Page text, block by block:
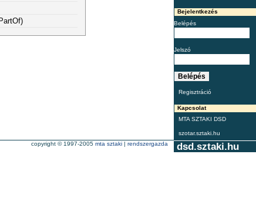
Bejelentkezés
Belépés
Jelszó
Regisztráció
Kapcsolat
MTA SZTAKI DSD
szotar.sztaki.hu
dsd.sztaki.hu
copyright © 1997-2005 mta sztaki | rendszergazda